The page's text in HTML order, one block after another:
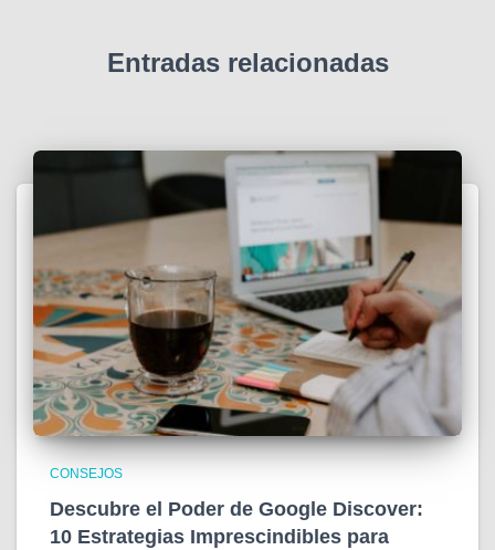
Entradas relacionadas
CONSEJOS
Descubre el Poder de Google Discover:
10 Estrategias Imprescindibles para